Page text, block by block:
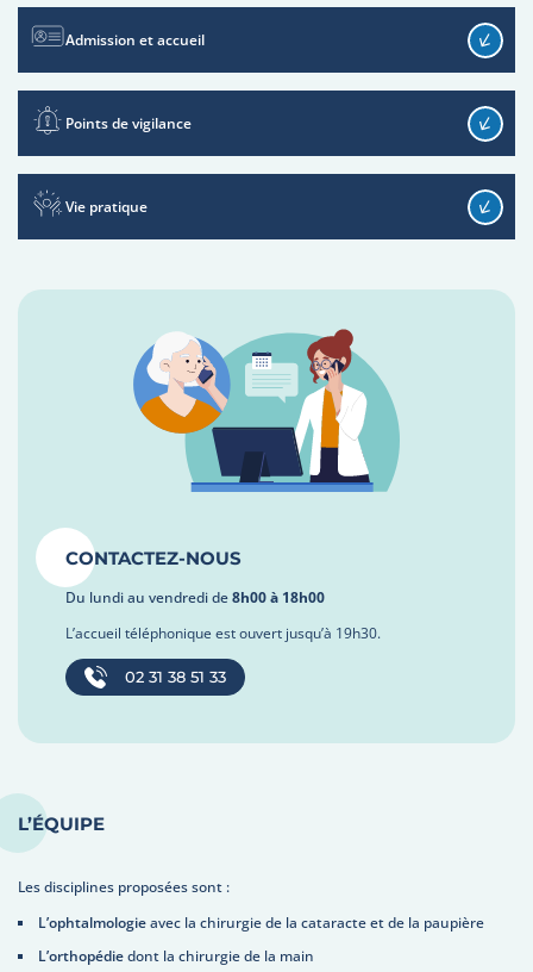
Admission et accueil
Points de vigilance
Vie pratique
CONTACTEZ-NOUS
Du lundi au vendredi de8h00 à 18h00
L’accueil téléphonique est ouvert jusqu’à 19h30.
02 31 38 51 33
L’ÉQUIPE
Les disciplines proposées sont :
L’ophtalmologieavec la chirurgie de la cataracte et de la paupière
L’orthopédiedont la chirurgie de la main